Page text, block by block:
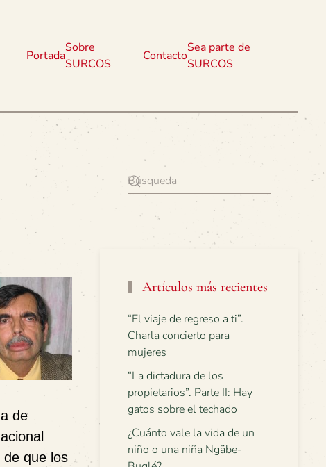
Portada
Sobre
SURCOS
Contacto
Sea parte de
SURCOS
de
que los
Artículos más recientes
“El viaje de regreso a ti”.
Charla concierto para
mujeres
“La dictadura de los
propietarios”. Parte II: Hay
gatos sobre el techado
¿Cuánto vale la vida de un
niño o una niña Ngäbe-